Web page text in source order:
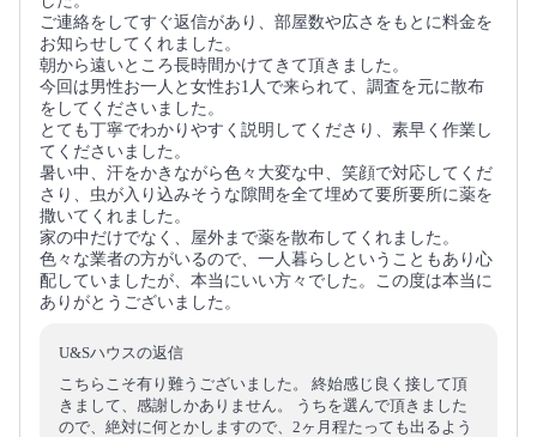
ご連絡をしてすぐ返信があり、部屋数や広さをもとに料金を
お知らせしてくれました。
朝から遠いところ長時間かけてきて頂きました。
今回は男性お一人と女性お1人で来られて、調査を元に散布
をしてくださいました。
とても丁寧でわかりやすく説明してくださり、素早く作業し
てくださいました。
暑い中、汗をかきながら色々大変な中、笑顔で対応してくだ
さり、虫が入り込みそうな隙間を全て埋めて要所要所に薬を
撒いてくれました。
家の中だけでなく、屋外まで薬を散布してくれました。
色々な業者の方がいるので、一人暮らしということもあり心
配していましたが、本当にいい方々でした。この度は本当に
ありがとうございました。
U&Sハウスの返信
こちらこそ有り難うございました。 終始感じ良く接して頂
きまして、感謝しかありません。 うちを選んで頂きました
ので、絶対に何とかしますので、2ヶ月程たっても出るよう